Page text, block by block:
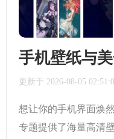
手机壁纸与
更新于 2026-08-05
想让你的手机界面焕
专题提供了海量高清